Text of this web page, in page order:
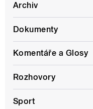
Archiv
Dokumenty
Komentáře a Glosy
Rozhovory
Sport